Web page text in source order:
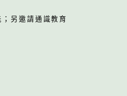
另邀請通識教育